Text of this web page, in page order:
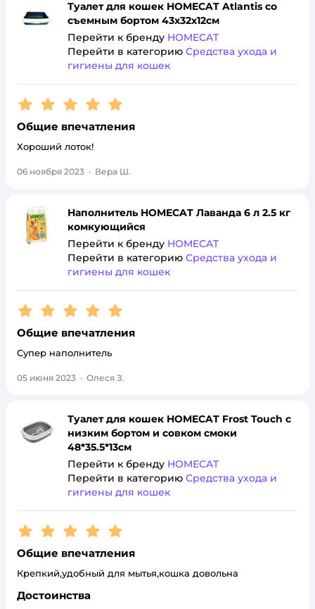
Туалет для кошек HOMECAT Atlantis со
съемным бортом 43х32х12см
Перейти к бренду HOMECAT
Перейти в категорию Средства ухода и
гигиены для кошек
Рейтинг:5
Общие впечатления
Хороший лоток!
06 ноября 2023 · Вера Ш.
Наполнитель HOMECAT Лаванда 6 л 2.5 кг
комкующийся
Перейти к бренду HOMECAT
Перейти в категорию Средства ухода и
гигиены для кошек
Рейтинг:5
Общие впечатления
Супер наполнитель
05 июня 2023 · Олеся З.
Туалет для кошек HOMECAT Frost Touch с
низким бортом и совком смоки
48*35.5*13см
Перейти к бренду HOMECAT
Перейти в категорию Средства ухода и
гигиены для кошек
Рейтинг:5
Общие впечатления
Крепкий,удобный для мытья,кошка довольна
Достоинства